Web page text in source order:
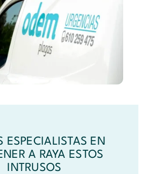
ESPECIALISTAS EN
A RAYA ESTOS
INTRUSOS